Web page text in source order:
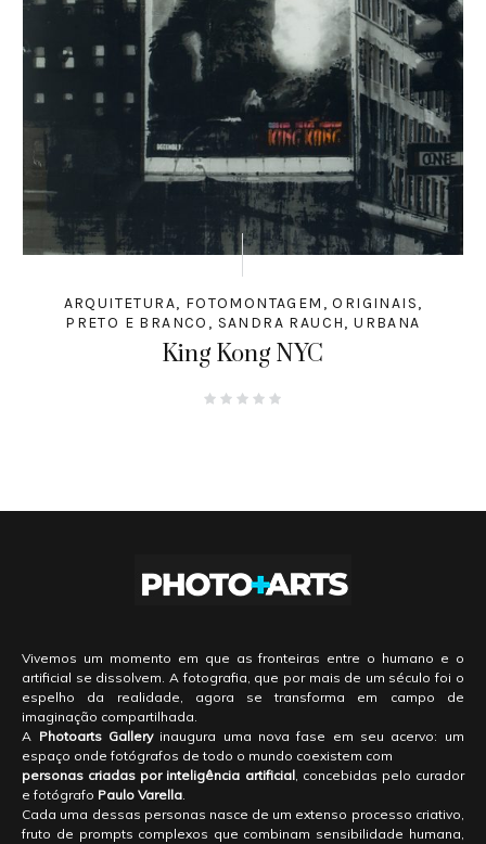
ARQUITETURA, FOTOMONTAGEM ,ORIGINAIS,
PRETO E BRANCO , SANDRA RAUCH,URBANA
King Kong NYC
Vivemos um momento em que as fronteiras entre o humano e o
artificial se dissolvem. A fotografia, que por mais de um século foi o
espelho da realidade, agora se transforma em campo de
imaginação compartilhada.
A Photoarts Galleryinaugura uma nova fase em seu acervo: um
espaço onde fotógrafos de todo o mundo coexistem com
personas criadas por inteligência artificial, concebidas pelo curador
e fotógrafo Paulo Varella.
Cada uma dessas personas nasce de um extenso processo criativo,
fruto de prompts complexos que combinam sensibilidade humana,